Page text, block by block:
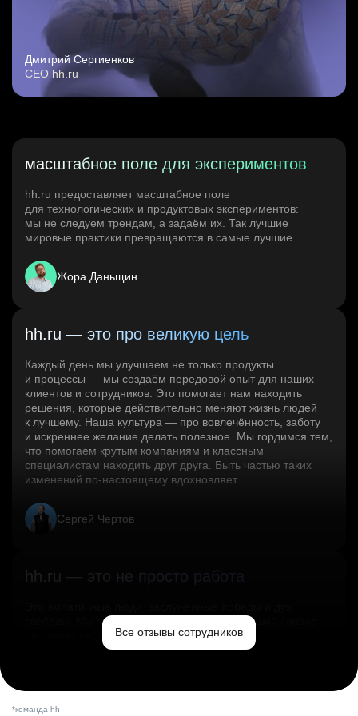
Дмитрий Сергиенков
CEO hh.ru
масштабное поле для экспериментов
hh.ru предоставляет масштабное поле
для технологических и продуктовых экспериментов:
мы не следуем трендам, а задаём их. Так лучшие
мировые практики превращаются в самые лучшие.
Жора Даньщин
hh.ru — это про великую цель
Каждый день мы улучшаем не только продукты
и процессы — мы создаём передовой опыт для наших
клиентов и сотрудников. Это помогает нам находить
решения, которые действительно меняют жизнь людей
к лучшему. Наша культура — про вовлечённость, заботу
и искреннее желание делать полезное. Мы гордимся тем,
что помогаем крутым компаниям и классным
специалистам находить друг друга. Быть частью таких
изменений по‑настоящему вдохновляет.
Сергей Чертов
hh.ru — это не просто работа
свободы. Мы помогаем миру и создаём лучший сервис
по поиску работы в стране.Все отзывы сотрудников
*команда hh